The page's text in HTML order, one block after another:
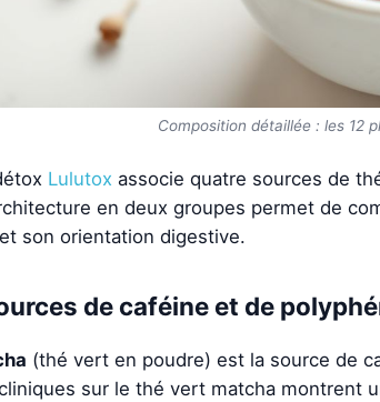
Composition détaillée : les 12
Lulutox associe quatre sources de
en deux groupes permet de
son orientation digestive.
de caféine et de
(thé vert en poudre) est la source de
sur le thé vert matcha montrent